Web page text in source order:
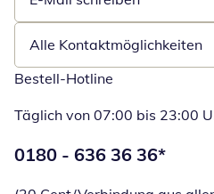
Öffnet E-Mail-Client
Alle Kontaktmöglichkeiten
Bestell-Hotline
Täglich von 07:00 bis 23:00
Telefonnummer:
0180 - 636 36 36*